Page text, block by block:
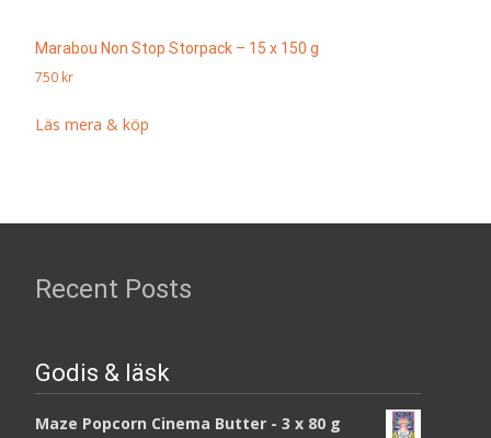
Marabou Non Stop Storpack – 15 x 150 g
750 kr
Läs mera & köp
Recent Posts
Godis & läsk
Maze Popcorn Cinema Butter - 3 x 80 g